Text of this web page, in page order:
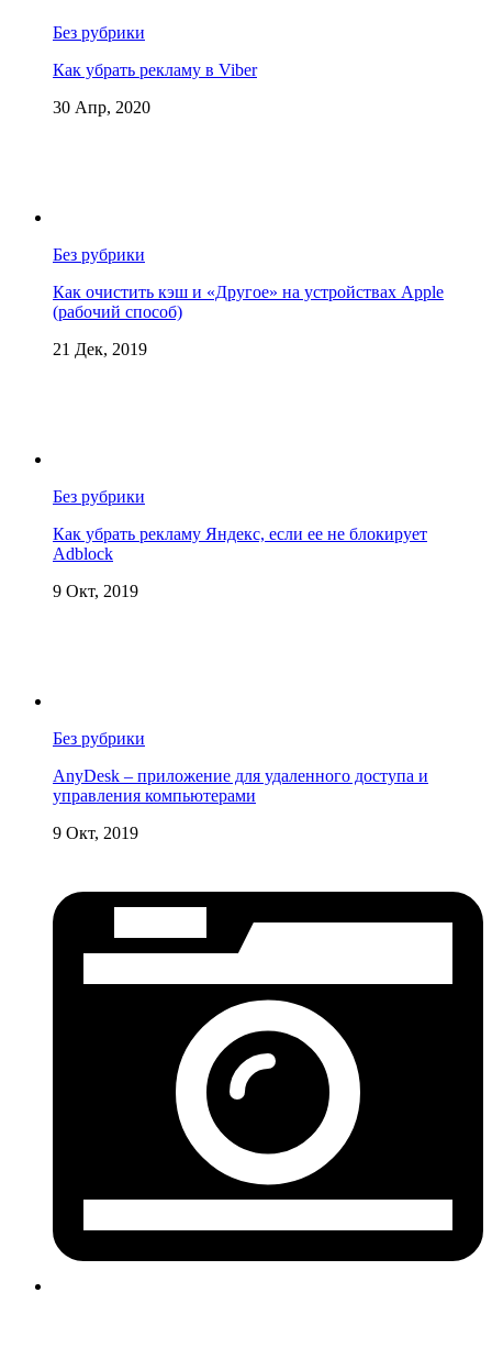
Без рубрики
Как убрать рекламу в Viber
30 Апр, 2020
Без рубрики
Как очистить кэш и «Другое» на устройствах Apple
(рабочий способ)
21 Дек, 2019
Без рубрики
Как убрать рекламу Яндекс, если ее не блокирует
Adblock
9 Окт, 2019
Без рубрики
AnyDesk – приложение для удаленного доступа и
управления компьютерами
9 Окт, 2019